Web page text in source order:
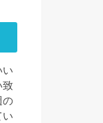
い
致
の
い